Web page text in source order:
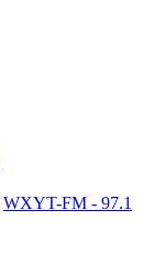
WXYT-FM - 97.1